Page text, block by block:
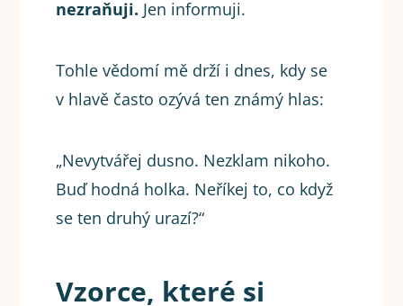
nezraňuji. Jen informuji.
Tohle vědomí mě drží i dnes, kdy se
v hlavě často ozývá ten známý hlas:
„Nevytvářej dusno. Nezklam nikoho.
Buď hodná holka. Neříkej to, co když
se ten druhý urazí?“
Vzorce, které si